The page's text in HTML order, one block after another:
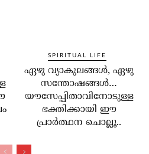
SPIRITUAL LIFE
ഏഴു വ്യാകുലങ്ങള്‍, ഏഴു
സന്തോഷങ്ങള്‍…
യൗസേപ്പിതാവിനോടുള്ള
ഭക്തിക്കായി ഈ
പ്രാര്‍ത്ഥന ചൊല്ലൂ..